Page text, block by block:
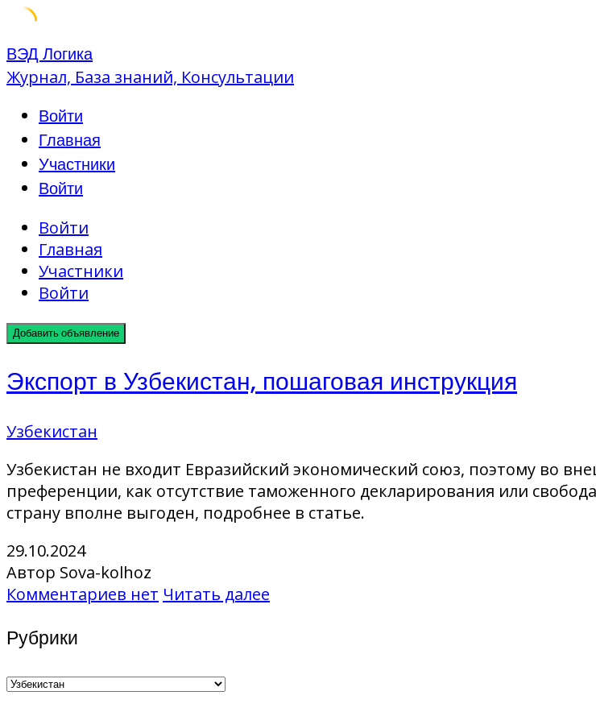
Skip
to
ВЭД Логика
Журнал, База знаний, Консультации
Войти
Главная
Участники
Войти
Войти
Главная
Участники
Войти
Добавить объявление
Экспорт в Узбекистан, пошаговая инструкция
Узбекистан
Узбекистан не входит Евразийский экономический союз, поэтому во
преференции, как отсутствие таможенного декларирования или
страну вполне выгоден, подробнее в статье.
29.10.2024
Автор Sova-kolhoz
Комментариев нет Читать далее
Рубрики
Рубрики